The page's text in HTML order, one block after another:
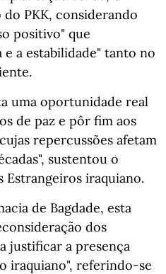
do PKK, considerando
positivo" que
a estabilidade" tanto no
uma oportunidade real
de paz e pôr fim aos
repercussões afetam
sustentou o
iraquiano.
de Bagdade, esta
dos
justificar a presença
iraquiano", referindo-se